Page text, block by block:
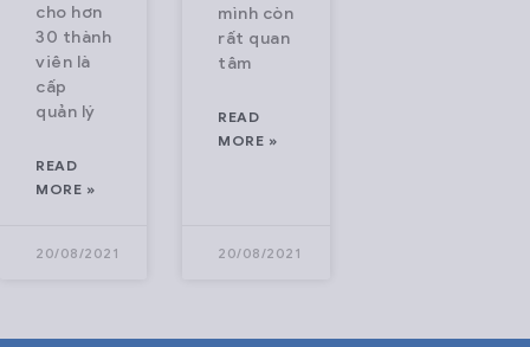
cho hơn
30 thành
viên là
cấp
quản lý
READ
MORE »
20/08/2021
mình còn
rất quan
tâm
READ
MORE »
20/08/2021